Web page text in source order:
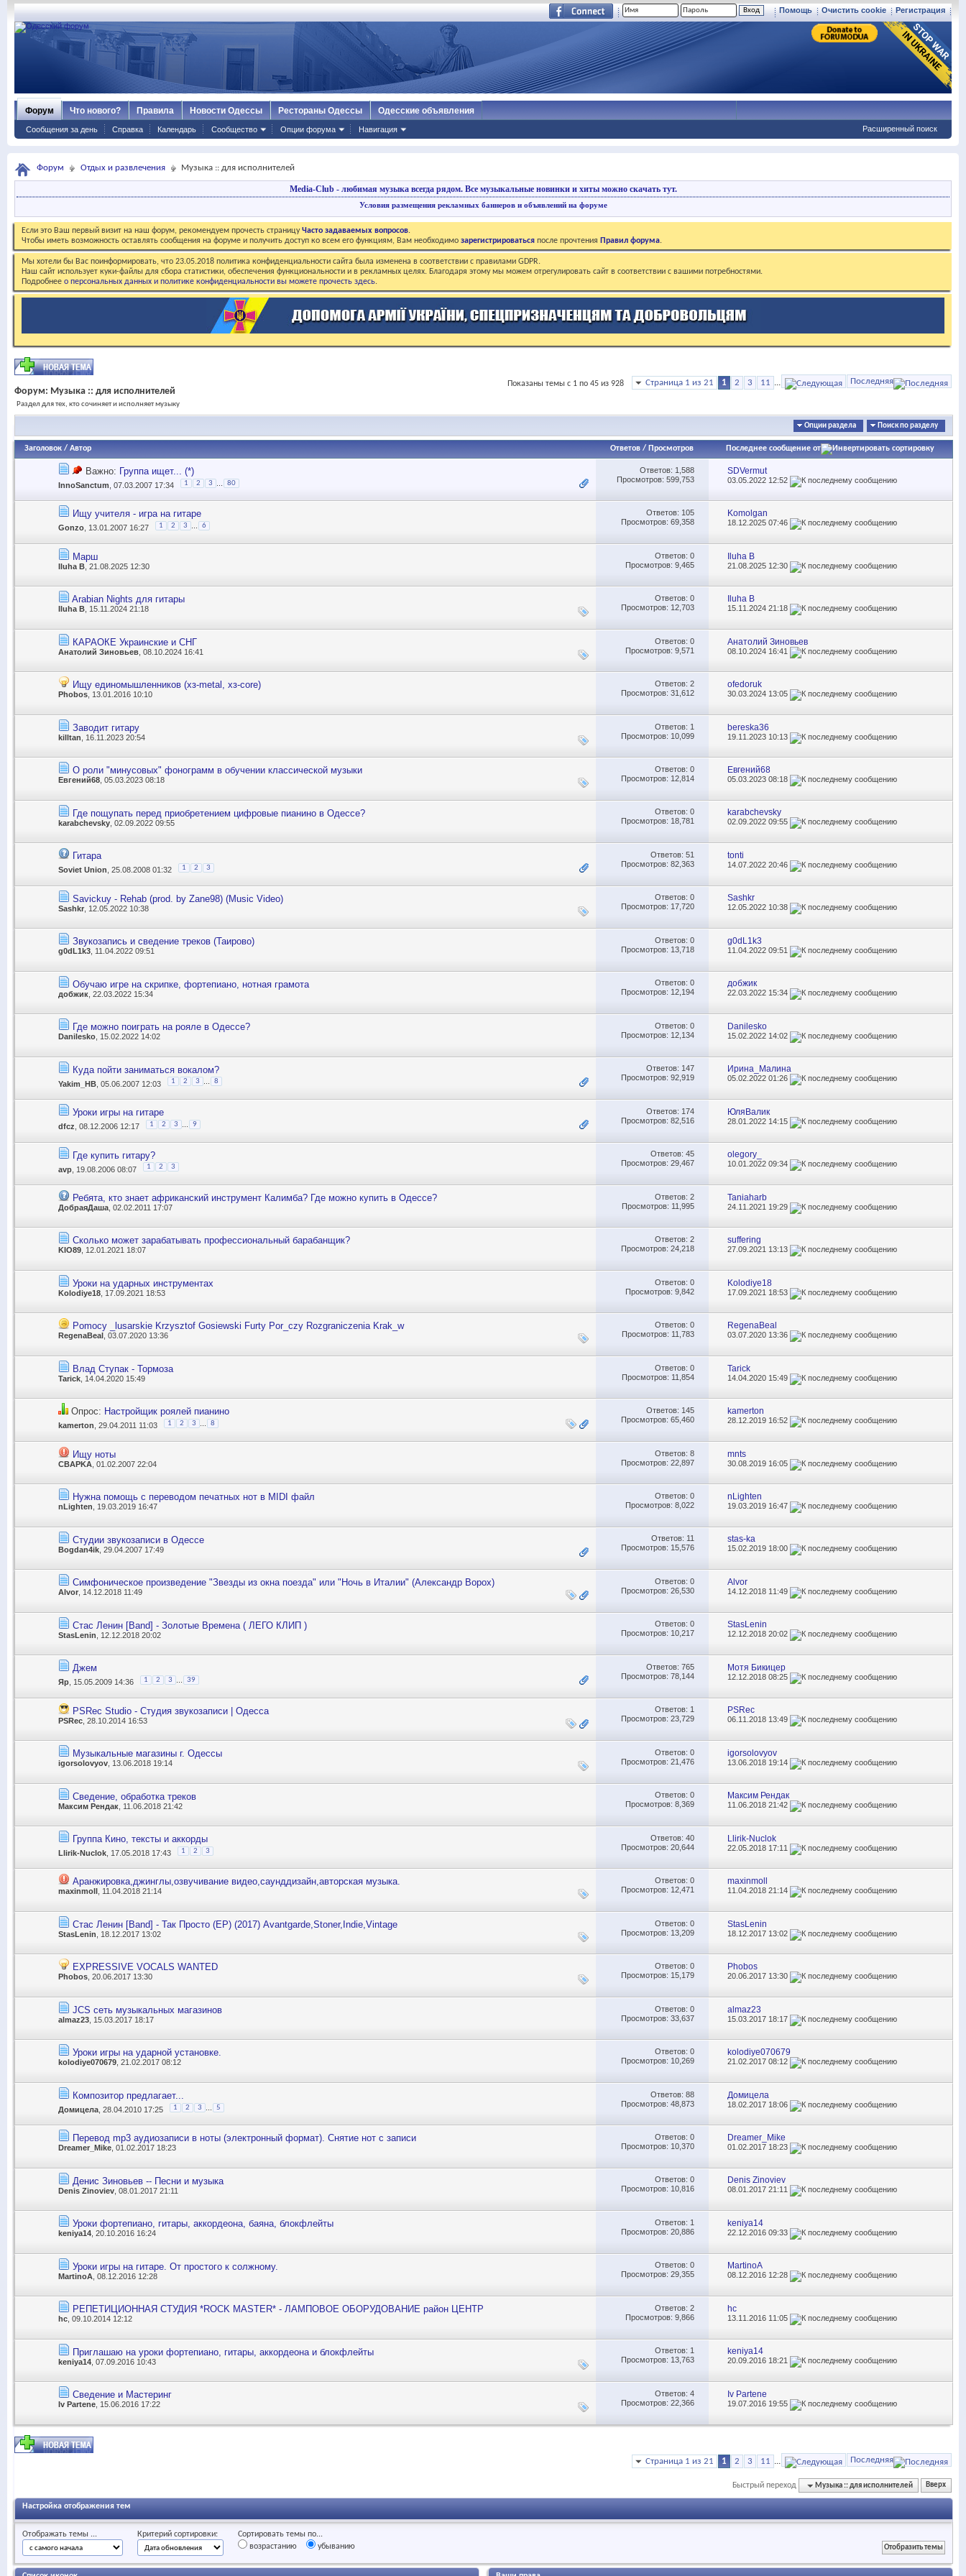
Регистрация
Очистить cookie
Помощь
Форум
Сообщения за день Справка Календарь Сообщество Опции форума Навигация
Что нового? Правила Новости Одессы Рестораны Одессы Одесские объявления
Расширенный поиск
Форум Отдых и развлечения Музыка :: для исполнителей
Media-Club - любимая музыка всегда рядом. Все музыкальные новинки и хиты можно скачать тут.
Условия размещения рекламных баннеров и объявлений на форуме
Если это Ваш первый визит на наш форум, рекомендуем прочесть страницуЧасто задаваемых вопросов.
Чтобы иметь возможность оставлять сообщения на форуме и получить доступ ко всем его функциям, Вам необходимо зарегистрироваться после прочтения Правил форума.
Мы хотели бы Вас поинформировать, что 23.05.2018 политика конфиденциальности сайта была изменена в соответствии с правилами GDPR.
Наш сайт использует куки-файлы для сбора статистики, обеспечения функциональности и в рекламных целях. Благодаря этому мы можем отрегулировать сайт в соответствии с вашими потребностями.
Подробнее о персональных данных и политике конфиденциальности вы можете прочесть здесь.
Страница 1 из 21 1 2 3 11 ... Последняя
Показаны темы с 1 по 45 из 928
Форум: Музыка :: для исполнителей
Раздел для тех, кто сочиняет и исполняет музыку
Опции раздела Поиск по разделу
Заголовок / Автор Ответов/ Просмотров Последнее сообщение от
Важно: Группа ищет... (*)
InnoSanctum , 07.03.2007 17:34 1 2 3 80
Ответов: 1,588
Просмотров: 599,753
SDVermut
03.05.2022 12:52
Ищу учителя - игра на гитаре
Gonzo , 13.01.2007 16:27 1 2 3 6
Ответов: 105
Просмотров: 69,358
Komolgan
18.12.202507:46
Марш
Iluha B , 21.08.2025 12:30
Ответов: 0
Просмотров: 9,465
Iluha B
21.08.2025 12:30
Arabian Nights для гитары
Iluha B, 15.11.2024 21:18
Ответов: 0
Просмотров: 12,703
Iluha B
15.11.202421:18
КАРАОКЕ Украинские и СНГ
Анатолий Зиновьев , 08.10.2024 16:41
Ответов: 0
Просмотров: 9,571
Анатолий Зиновьев
08.10.2024 16:41
Ищу единомышленников (хз-metal, хз-core)
Phobos , 13.01.2016 10:10
Ответов: 2
Просмотров: 31,612
ofedoruk
30.03.2024 13:05
Заводит гитару
killtan , 16.11.2023 20:54
Ответов: 1
Просмотров: 10,099
bereska36
19.11.2023 10:13
О роли "минусовых" фонограмм в обучении классической музыки
Евгений68 , 05.03.2023 08:18
Ответов: 0
Просмотров: 12,814
Евгений68
05.03.202308:18
Где пощупать перед приобретением цифровые пианино в Одессе?
karabchevsky , 02.09.2022 09:55
Ответов: 0
Просмотров: 18,781
karabchevsky
02.09.202209:55
Гитара
Soviet Union , 25.08.2008 01:32 1 2 3
Ответов: 51
Просмотров: 82,363
tonti
14.07.202220:46
Savickuy - Rehab (prod. by Zane98) (Music Video)
Sashkr , 12.05.2022 10:38
Ответов: 0
Просмотров: 17,720
Sashkr
12.05.202210:38
Звукозапись и сведение треков (Таирово)
g0dL1k3 , 11.04.2022 09:51
Ответов: 0
Просмотров: 13,718
g0dL1k3
11.04.202209:51
Обучаю игре на скрипке, фортепиано, нотная грамота
добжик , 22.03.2022 15:34
Ответов: 0
Просмотров: 12,194
добжик
22.03.2022 15:34
Где можно поиграть на рояле в Одессе?
Danilesko , 15.02.2022 14:02
Ответов: 0
Просмотров: 12,134
Danilesko
15.02.2022 14:02
Куда пойти заниматься вокалом?
Yakim_НВ , 05.06.2007 12:03 1 2 3 8
Ответов: 147
Просмотров: 92,919
Ирина_Малина
05.02.202201:26
Уроки игры на гитаре
dfcz , 08.12.2006 12:17 1 2 3 9
Ответов: 174
Просмотров: 82,516
ЮляВалик
28.01.2022 14:15
Где купить гитару?
avp , 19.08.2006 08:07 1 2 3
Ответов: 45
Просмотров: 29,467
olegory_
10.01.202209:34
Ребята, кто знает африканский инструмент Калимба? Где можно купить в Одессе?
ДобраяДаша , 02.02.2011 17:07
Ответов: 2
Просмотров: 11,995
Taniaharb
24.11.2021 19:29
Сколько может зарабатывать профессиональный барабанщик?
KIO89, 12.01.2021 18:07
Ответов: 2
Просмотров: 24,218
suffering
27.09.2021 13:13
Уроки на ударных инструментах
Kolodiye18 , 17.09.2021 18:53
Ответов: 0
Просмотров: 9,842
Kolodiye18
17.09.2021 18:53
Pomocy _lusarskie Krzysztof Gosiewski Furty Por_czy Rozgraniczenia Krak_w
RegenaBeal , 03.07.2020 13:36
Ответов: 0
Просмотров: 11,783
RegenaBeal
03.07.2020 13:36
Влад Ступак - Тормоза
Tarick , 14.04.2020 15:49
Ответов: 0
Просмотров: 11,854
Tarick
14.04.2020 15:49
Опрос: Настройщик роялей пианино
kamerton , 29.04.2011 11:03 1 2 3 8
Ответов: 145
Просмотров: 65,460
kamerton
28.12.2019 16:52
Ищу ноты
CBAPKA , 01.02.2007 22:04
Ответов: 8
Просмотров: 22,897
mnts
30.08.2019 16:05
Нужна помощь с переводом печатных нот в MIDI файл
nLighten , 19.03.2019 16:47
Ответов: 0
Просмотров: 8,022
nLighten
19.03.2019 16:47
Студии звукозаписи в Одессе
Bogdan4ik , 29.04.2007 17:49
Ответов: 11
Просмотров: 15,576
stas-ka
15.02.201918:00
Симфоническое произведение "Звезды из окна поезда" или "Ночь в Италии" (Александр Ворох)
Alvor , 14.12.2018 11:49
Ответов: 0
Просмотров: 26,530
Alvor
14.12.2018 11:49
Стас Ленин [Band] - Золотые Времена ( ЛЕГО КЛИП )
StasLenin , 12.12.2018 20:02
Ответов: 0
Просмотров: 10,217
StasLenin
12.12.201820:02
Джем
Яр , 15.05.2009 14:36 1 2 3 39
Ответов: 765
Просмотров: 78,144
Мотя Бикицер
12.12.201808:25
PSRec Studio - Студия звукозаписи | Одесса
PSRec , 28.10.2014 16:53
Ответов: 1
Просмотров: 23,729
PSRec
06.11.2018 13:49
Музыкальные магазины г. Одессы
igorsolovyov , 13.06.2018 19:14
Ответов: 0
Просмотров: 21,476
igorsolovyov
13.06.2018 19:14
Сведение, обработка треков
Максим Рендак , 11.06.2018 21:42
Ответов: 0
Просмотров: 8,369
Максим Рендак
11.06.201821:42
Группа Кино, тексты и аккорды
Llirik-Nuclok , 17.05.2018 17:43 1 2 3
Ответов: 40
Просмотров: 20,644
Llirik-Nuclok
22.05.2018 17:11
Аранжировка,джинглы,озвучивание видео,саунддизайн,авторская музыка.
maxinmoll , 11.04.2018 21:14
Ответов: 0
Просмотров: 12,471
maxinmoll
11.04.201821:14
Стас Ленин [Band] - Так Просто (EP) (2017) Avantgarde,Stoner,Indie,Vintage
StasLenin , 18.12.2017 13:02
Ответов: 0
Просмотров: 13,209
StasLenin
18.12.2017 13:02
EXPRESSIVE VOCALS WANTED
Phobos, 20.06.2017 13:30
Ответов: 0
Просмотров: 15,179
Phobos
20.06.2017 13:30
JCS сеть музыкальных магазинов
almaz23 , 15.03.2017 18:17
Ответов: 0
Просмотров: 33,637
almaz23
15.03.2017 18:17
Уроки игры на ударной установке.
kolodiye070679 , 21.02.2017 08:12
Ответов: 0
Просмотров: 10,269
kolodiye070679
21.02.201708:12
Композитор предлагает...
Домицела , 28.04.2010 17:25 1 2 3 5
Ответов: 88
Просмотров: 48,873
Домицела
18.02.2017 18:06
Перевод mp3 аудиозаписи в ноты (электронный формат). Снятие нот с записи
Dreamer_Mike , 01.02.2017 18:23
Ответов: 0
Просмотров: 10,370
Dreamer_Mike
01.02.2017 18:23
Денис Зиновьев -- Песни и музыка
Denis Zinoviev , 08.01.2017 21:11
Ответов: 0
Просмотров: 10,816
Denis Zinoviev
08.01.201721:11
Уроки фортепиано, гитары, аккордеона, баяна, блокфлейты
keniya14 , 20.10.2016 16:24
Ответов: 1
Просмотров: 20,886
keniya14
22.12.201609:33
Уроки игры на гитаре. От простого к солжному.
MartinoA , 08.12.2016 12:28
Ответов: 0
Просмотров: 29,355
MartinoA
08.12.201612:28
РЕПЕТИЦИОННАЯ СТУДИЯ *ROCK MASTER* - ЛАМПОВОЕ ОБОРУДОВАНИЕ район ЦЕНТР
hc , 09.10.2014 12:12
Ответов: 2
Просмотров: 9,866
hc
13.11.2016 11:05
Приглашаю на уроки фортепиано, гитары, аккордеона и блокфлейты
keniya14 , 07.09.2016 10:43
Ответов: 1
Просмотров: 13,763
keniya14
20.09.2016 18:21
Сведение и Мастеринг
Iv Partene , 15.06.2016 17:22
Ответов: 4
Просмотров: 22,366
Iv Partene
19.07.2016 19:55
Страница 1 из 21 1 2 3 11 Последняя
Быстрый переход Музыка :: для исполнителей Вверх
Настройка отображения тем
Отображать темы ... Критерий сортировки:
Сортировать темы по...
возрастанию
убыванию